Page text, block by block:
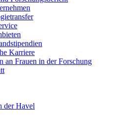
Karriere
an Frauen in der Forschung
der Havel